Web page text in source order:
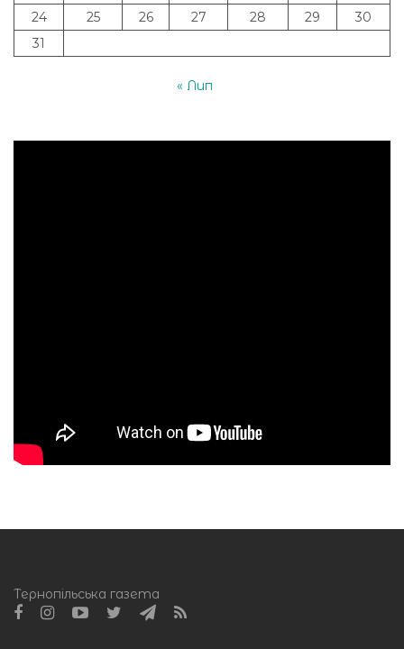
24
25 26 27 28 29
30
31
« Лип
Тернопільська газета